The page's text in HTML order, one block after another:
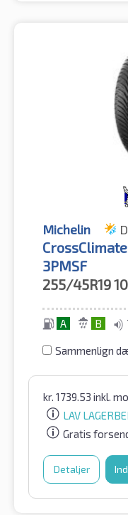
Michelin
CrossClimate
3PMSF
255/45R19
A B
Sammenlign
kr. 1739.53 inkl.
LAV
Gratis
Detaljer